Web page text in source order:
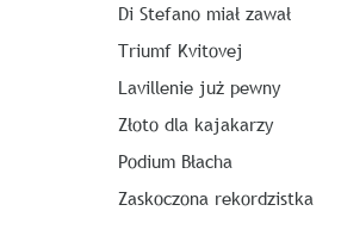
Di Stefano miał zawał
Triumf Kvitovej
Lavillenie już pewny
Złoto dla kajakarzy
Podium Błacha
Zaskoczona rekordzistka